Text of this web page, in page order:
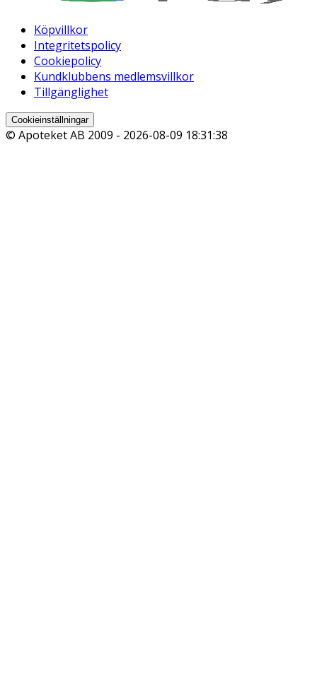
Köpvillkor
Integritetspolicy
Cookiepolicy
Kundklubbens medlemsvillkor
Tillgänglighet
Cookieinställningar
© Apoteket AB 2009 - 2026-08-09 18:31:38